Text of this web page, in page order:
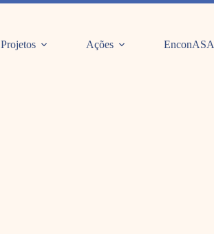
Projetos Ações EnconASA